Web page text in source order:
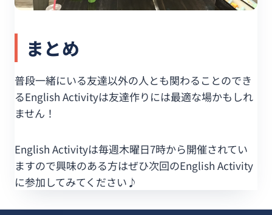
まとめ
普段一緒にいる友達以外の人とも関わることのでき
るEnglish Activityは友達作りには最適な場かもしれ
ません！
English Activityは毎週木曜日7時から開催されてい
ますので興味のある方はぜひ次回のEnglish Activity
に参加してみてください♪